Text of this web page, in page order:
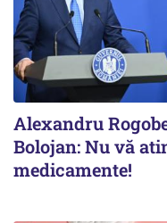
Alexandru
Bolojan: Nu vă
medicamente!